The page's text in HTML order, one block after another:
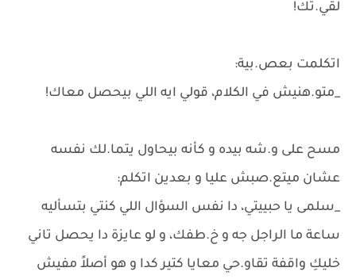
لقي.تك!
اتكلمت بعص.بية:
_متو.هنيش في الكلام، قولي ايه اللي بيحصل معاك!
مسح على و.شه بيده و كأنه بيحاول يتما.لك نفسه
عشان ميتع.صبش عليا و بعدين اتكلم:
_سلمى يا حبييتي، دا نفس السؤال اللي كنتي بتسأليه
ساعة ما الراجل جه و خ.طفك، و لو عايزة دا يحصل تاني
خليكِ واقفة تقاو.حي معايا كتير كدا و هو أصلاً مفيش